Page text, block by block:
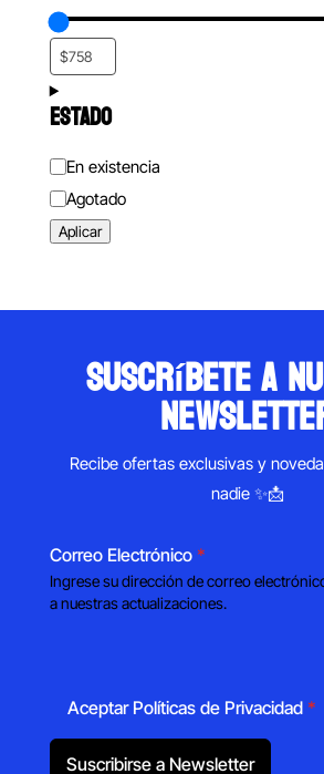
ESTADO
Estado
En existencia
Agotado
Aplicar
suscríbete a
Recibe ofertas exclusivas y
nadie ✨📩
Correo Electrónico *
Ingrese su dirección de correo
a nuestras actualizaciones.
Aceptar Políticas de Privacidad *
Suscribirse a Newsletter